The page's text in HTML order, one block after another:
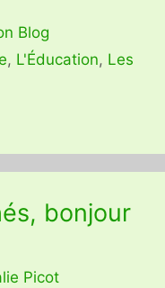
Blog
, L'Éducation, Les
bonjour
Picot